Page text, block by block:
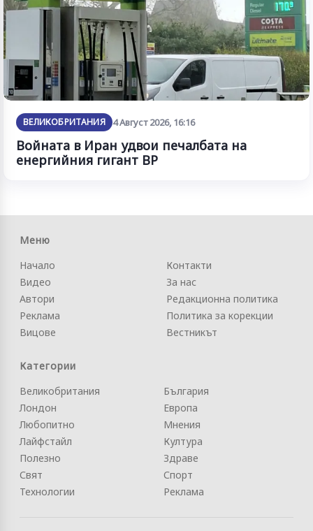
ВЕЛИКОБРИТАНИЯ 4 Август 2026, 16:16
Войната в Иран удвои печалбата на
енергийния гигант BP
Меню
Начало
Видео
Автори
Реклама
Вицове
Контакти
За нас
Редакционна политика
Политика за корекции
Вестникът
Категории
Великобритания
Лондон
Любопитно
Лайфстайл
Полезно
Свят
Технологии
България
Европа
Мнения
Култура
Здраве
Спорт
Реклама